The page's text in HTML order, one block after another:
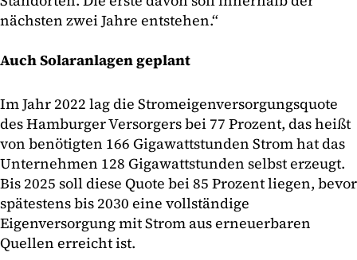
nächsten zwei Jahre entstehen.“
Auch Solaranlagen geplant
Im Jahr 2022 lag die Stromeigenversorgungsquote
des Hamburger Versorgers bei 77 Prozent, das heißt
von benötigten 166 Gigawattstunden Strom hat das
Unternehmen 128 Gigawattstunden selbst erzeugt.
Bis 2025 soll diese Quote bei 85 Prozent liegen, bevor
spätestens bis 2030 eine vollständige
Eigenversorgung mit Strom aus erneuerbaren
Quellen erreicht ist.